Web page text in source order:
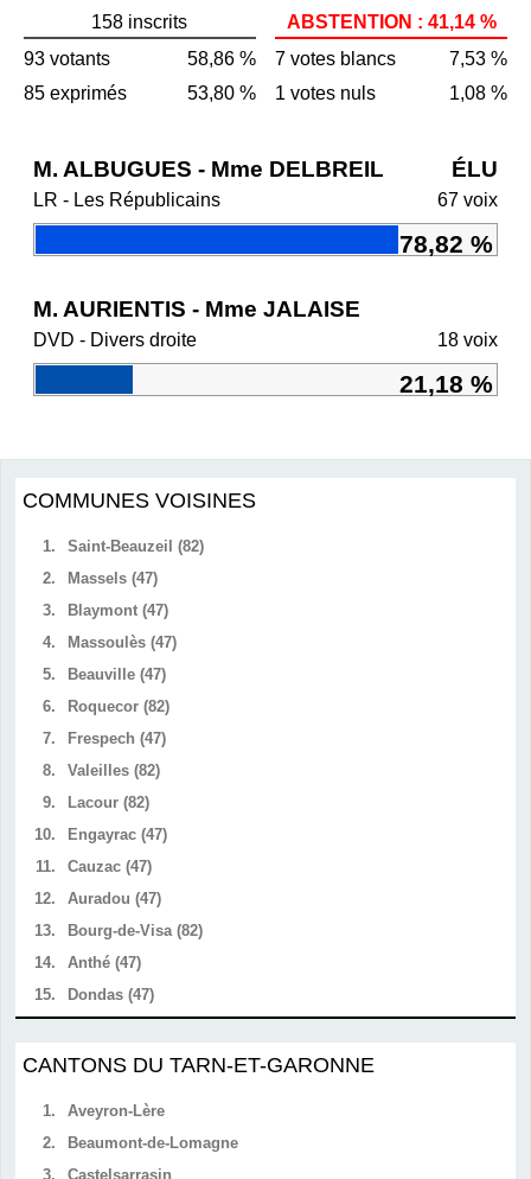
158 inscrits
93 votants
58,86 %
85 exprimés
53,80 %
ABSTENTION : 41,14 %
7 votes blancs
7,53 %
1 votes nuls
1,08 %
M. ALBUGUES - Mme DELBREIL ÉLU
LR - Les Républicains 67 voix
78,82 %
M. AURIENTIS - Mme JALAISE
DVD - Divers droite 18 voix
21,18 %
COMMUNES VOISINES
1.
Saint-Beauzeil (82)
2.
Massels (47)
3.
Blaymont (47)
4.
Massoulès (47)
5.
Beauville (47)
6.
Roquecor (82)
7.
Frespech (47)
8.
Valeilles (82)
9.
Lacour (82)
10.
Engayrac (47)
11.
Cauzac (47)
12.
Auradou (47)
13.
Bourg-de-Visa (82)
14.
Anthé (47)
15.
Dondas (47)
CANTONS DU TARN-ET-GARONNE
1.
Aveyron-Lère
2.
Beaumont-de-Lomagne
3.
Castelsarrasin